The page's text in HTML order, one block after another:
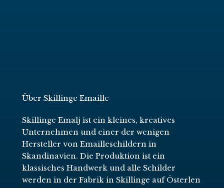
Über Skillinge Emaille
Skillinge Emalj ist ein kleines, kreatives
Unternehmen und einer der wenigen
Hersteller von Emailleschildern in
Skandinavien. Die Produktion ist ein
klassisches Handwerk und alle Schilder
werden in der Fabrik in Skillinge auf Österlen